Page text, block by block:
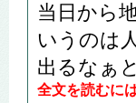
当日から
いうのは
出るなぁ
全文を読むに